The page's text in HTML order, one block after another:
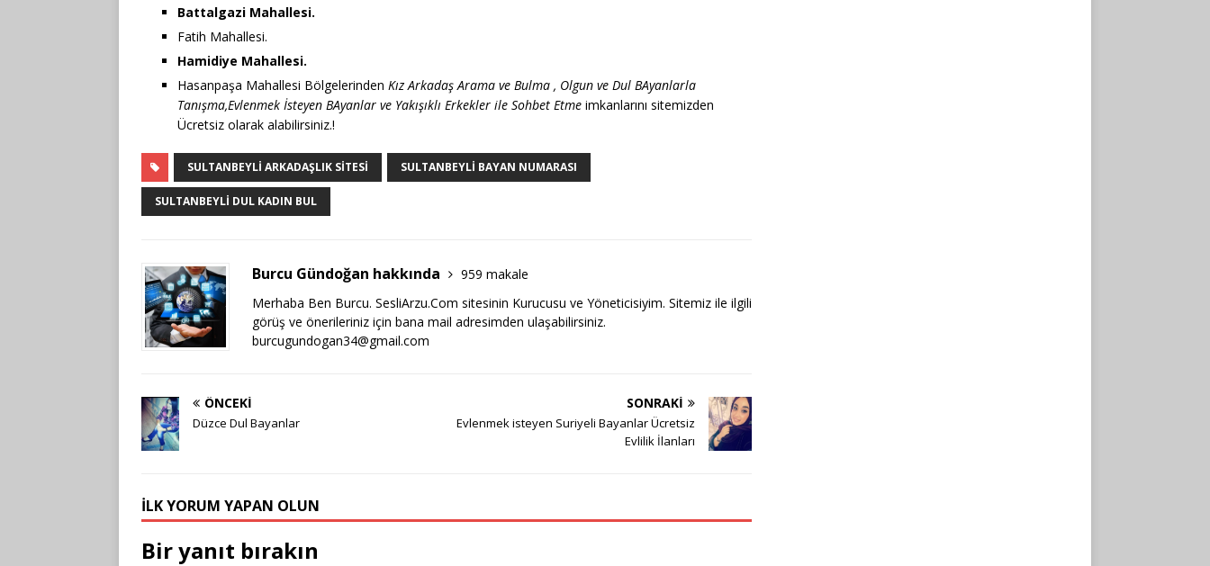
Battalgazi Mahallesi.
Fatih Mahallesi.
Hamidiye Mahallesi.
Hasanpaşa Mahallesi Bölgelerinden Kız Arkadaş Arama ve Bulma , Olgun ve Dul BAyanlarla
Tanışma,Evlenmek İsteyen BAyanlar ve Yakışıklı Erkekler ile Sohbet Etme imkanlarını sitemizden
Ücretsiz olarak alabilirsiniz.!
SULTANBEYLI ARKADAŞLIK SITESI SULTANBEYLI BAYAN NUMARASI
SULTANBEYLI DUL KADIN BUL
Burcu Gündoğan hakkında
959 makale
Merhaba Ben Burcu. SesliArzu.Com sitesinin Kurucusu ve Yöneticisiyim. Sitemiz ile ilgili
görüş ve önerileriniz için bana mail adresimden ulaşabilirsiniz.
burcugundogan34@gmail.com
ÖNCEKI
Düzce Dul Bayanlar
SONRAKI
Evlenmek isteyen Suriyeli Bayanlar Ücretsiz
Evlilik İlanları
İLK YORUM YAPAN OLUN
Bir yanıt bırakın